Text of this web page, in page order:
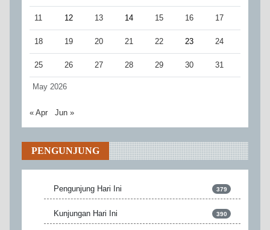
May 2026
11 12 13 14 15 16 17
18 19 20 21 22 23 24
25 26 27 28 29 30 31
« Apr Jun »
PENGUNJUNG
Pengunjung Hari Ini 379
Kunjungan Hari Ini 390